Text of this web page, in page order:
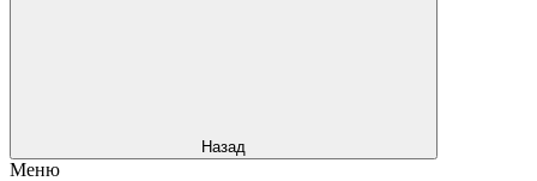
Назад
Меню